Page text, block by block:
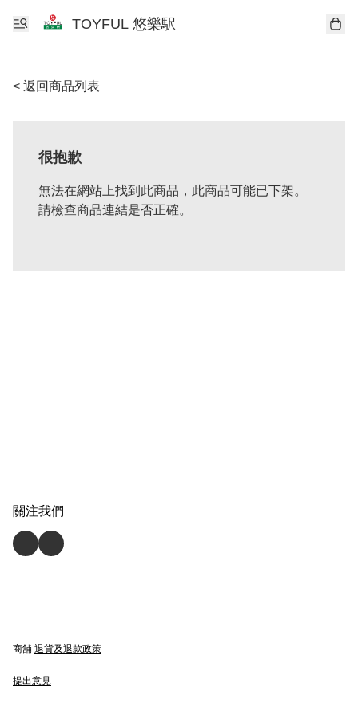
TOYFUL 悠樂駅
< 返回商品列表
很抱歉
無法在網站上找到此商品，此商品可能已下架。
請檢查商品連結是否正確。
關注我們
商舖 退貨及退款政策
提出意見